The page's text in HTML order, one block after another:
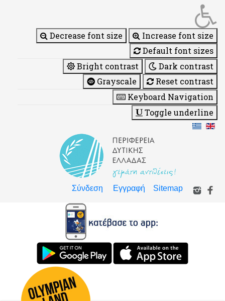
Decrease font size
Increase font size
Default font sizes
Bright contrast
Dark contrast
Grayscale
Reset contrast
Keyboard Navigation
Toggle underline
Σύνδεση Εγγραφή Sitemap